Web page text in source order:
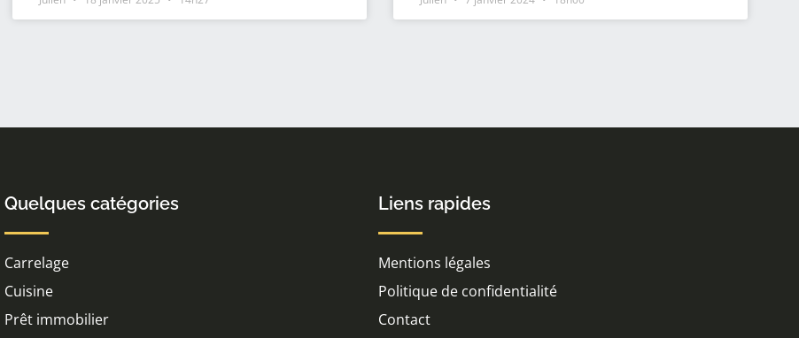
Quelques catégories
Carrelage
Cuisine
Prêt immobilier
Liens rapides
Mentions légales
Politique de confidentialité
Contact